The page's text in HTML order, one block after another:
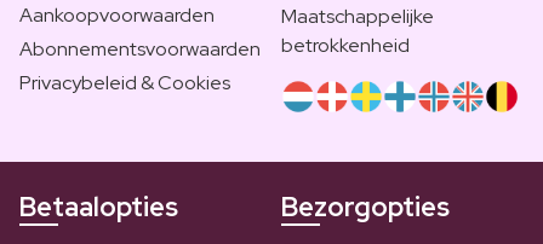
Aankoopvoorwaarden
Abonnementsvoorwaarden
Privacybeleid & Cookies
Maatschappelijke
betrokkenheid
Betaalopties Bezorgopties